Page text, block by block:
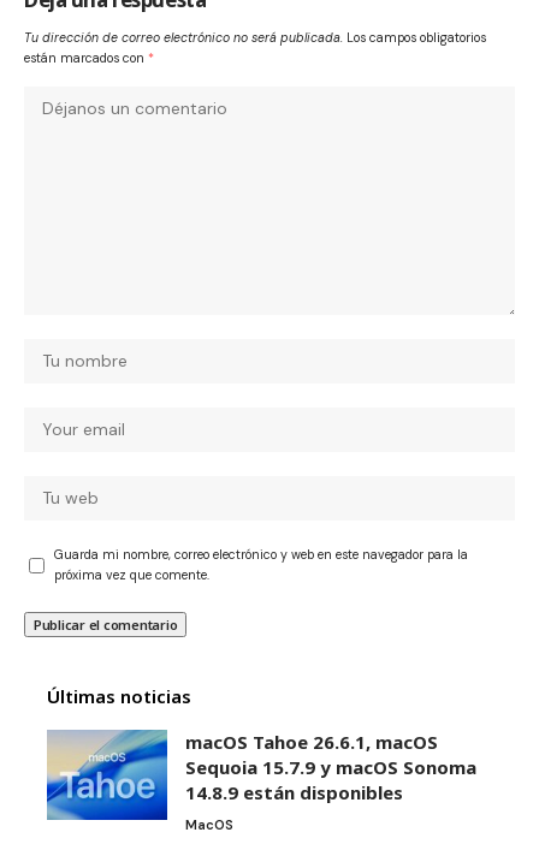
Tu dirección de correo electrónico no será publicada. Los campos obligatorios
están marcados con *
Guarda mi nombre, correo electrónico y web en este navegador para la
próxima vez que comente.
Últimas noticias
macOS Tahoe 26.6.1, macOS
Sequoia 15.7.9 y macOS Sonoma
14.8.9 están disponibles
MacOS